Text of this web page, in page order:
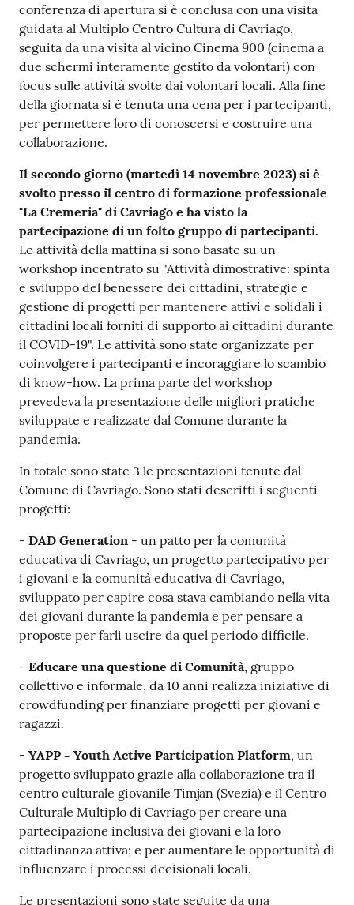
conferenza di apertura si è conclusa con una visita
guidata al Multiplo Centro Cultura di Cavriago,
seguita da una visita al vicino Cinema 900 (cinema a
due schermi interamente gestito da volontari) con
focus sulle attività svolte dai volontari locali. Alla fine
della giornata si è tenuta una cena per i partecipanti,
per permettere loro di conoscersi e costruire una
collaborazione.
Il secondo giorno (martedì 14 novembre 2023) si è
svolto presso il centro di formazione professionale
"La Cremeria" di Cavriago e ha visto la
partecipazione di un folto gruppo di partecipanti.
Le attività della mattina si sono basate su un
workshop incentrato su "Attività dimostrative: spinta
e sviluppo del benessere dei cittadini, strategie e
gestione di progetti per mantenere attivi e solidali i
cittadini locali forniti di supporto ai cittadini durante
il COVID-19". Le attività sono state organizzate per
coinvolgere i partecipanti e incoraggiare lo scambio
di know-how. La prima parte del workshop
prevedeva la presentazione delle migliori pratiche
sviluppate e realizzate dal Comune durante la
pandemia.
In totale sono state 3 le presentazioni tenute dal
Comune di Cavriago. Sono stati descritti i seguenti
progetti:
- DAD Generation - un patto per la comunità
educativa di Cavriago, un progetto partecipativo per
i giovani e la comunità educativa di Cavriago,
sviluppato per capire cosa stava cambiando nella vita
dei giovani durante la pandemia e per pensare a
proposte per farli uscire da quel periodo difficile.
- Educare una questione di Comunità, gruppo
collettivo e informale, da 10 anni realizza iniziative di
crowdfunding per finanziare progetti per giovani e
ragazzi.
- YAPP - Youth Active Participation Platform, un
progetto sviluppato grazie alla collaborazione tra il
centro culturale giovanile Timjan (Svezia) e il Centro
Culturale Multiplo di Cavriago per creare una
partecipazione inclusiva dei giovani e la loro
cittadinanza attiva; e per aumentare le opportunità di
influenzare i processi decisionali locali.
Le presentazioni sono state seguite da una